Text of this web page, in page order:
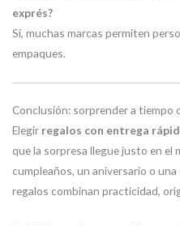
exprés?
Sí, muchas marcas permiten
empaques.
Conclusión: sorprender a tiempo
Elegir regalos con entrega
que la sorpresa llegue justo en el
cumpleaños, un aniversario o
regalos combinan practicidad,